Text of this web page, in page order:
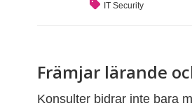
IT Security
Främjar lärande
Konsulter bidrar inte bara